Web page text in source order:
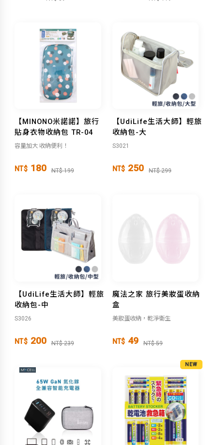
【MINONO米諾諾】旅行
貼身衣物收納包 TR-04
容量加大 收納便利！
NT$ 180 NT$ 199
【UdiLife生活大師】輕旅
收納包-大
S3021
NT$ 250 NT$ 299
【UdiLife生活大師】輕旅
收納包-中
S3026
NT$ 200 NT$ 239
魔法之家 旅行美妝蛋收納
盒
美妝蛋收納，乾淨衛生
NT$ 49 NT$ 59
NEW